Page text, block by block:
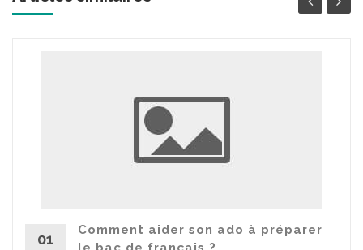
01
Comment aider son ado à préparer